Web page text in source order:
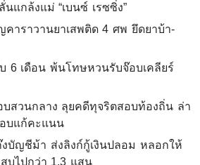
แกล้งแม่ “เบนซ์ เรซซิ่ง”
คาราวานยาเสพติด 4 ศพ ยึดยาบ้า-
6 เดือน พ้นโทษหวนรับจ๊อบเคลียร์
บสวนกลาง ลุยคดีทุจริตสอบท้องถิ่น ล่า
บแก้คะแนน
งบัญชีม้า ส่งลิงก์กู้เงินปลอม หลอกให้
บไปกว่า 1.3 แสน